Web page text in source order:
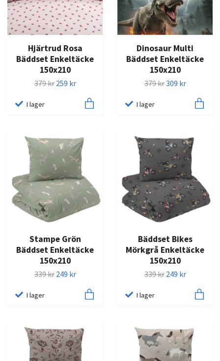
Hjärtrud Rosa
Bäddset Enkeltäcke
150x210
379 kr 259 kr
I lager
Dinosaur Multi
Bäddset Enkeltäcke
150x210
379 kr309 kr
I lager
Stampe Grön
Bäddset Enkeltäcke
150x210
339 kr 249 kr
I lager
Bäddset Bikes
Mörkgrå Enkeltäcke
150x210
339 kr 249 kr
I lager